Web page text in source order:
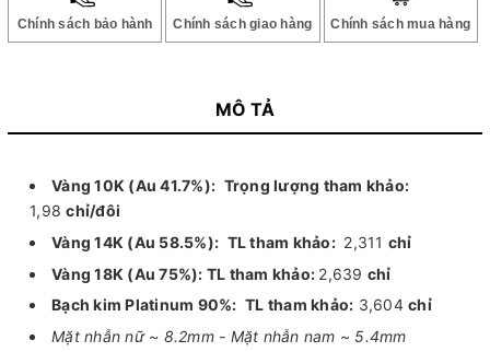
Chính sách bảo hành Chính sách giao hàng Chính sách mua hàng
MÔ TẢ
Vàng 10K (Au 41.7%): Trọng lượng tham khảo:
1,98chỉ/đôi
Vàng 14K (Au 58.5%): TL tham khảo: 2,311 chỉ
Vàng 18K (Au 75%): TL tham khảo: 2,639 chỉ
Bạch kim Platinum 90%: TL tham khảo: 3,604 chỉ
Mặt nhẫn nữ ~ 8.2mm - Mặt nhẫn nam ~ 5.4mm